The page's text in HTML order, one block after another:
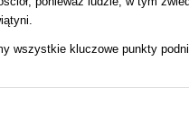
wszystkie kluczowe punkty